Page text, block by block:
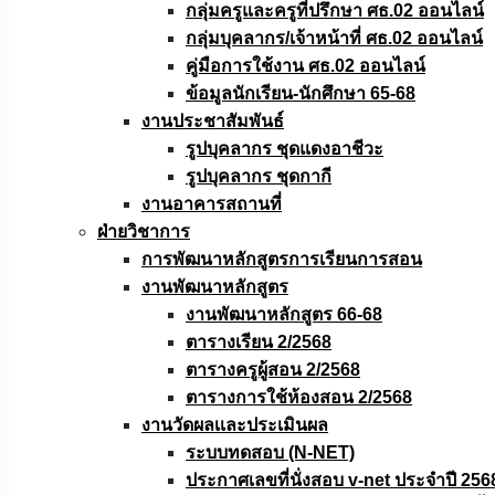
กลุ่มครูและครูที่ปรึกษา ศธ.02 ออนไลน์
กลุ่มบุคลากร/เจ้าหน้าที่ ศธ.02 ออนไลน์
คู่มือการใช้งาน ศธ.02 ออนไลน์
ข้อมูลนักเรียน-นักศึกษา 65-68
งานประชาสัมพันธ์
รูปบุคลากร ชุดแดงอาชีวะ
รูปบุคลากร ชุดกากี
งานอาคารสถานที่
ฝ่ายวิชาการ
การพัฒนาหลักสูตรการเรียนการสอน
งานพัฒนาหลักสูตร
งานพัฒนาหลักสูตร 66-68
ตารางเรียน 2/2568
ตารางครูผู้สอน 2/2568
ตารางการใช้ห้องสอน 2/2568
งานวัดผลเเละประเมินผล
ระบบทดสอบ (N-NET)
ประกาศเลขที่นั่งสอบ v-net ประจำปี